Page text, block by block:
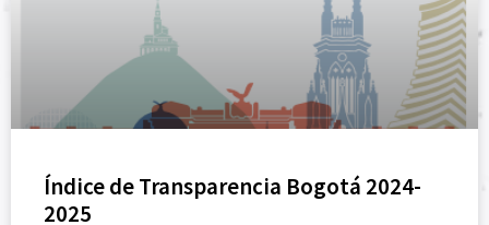
Índice de Transparencia Bogotá 2024-
2025